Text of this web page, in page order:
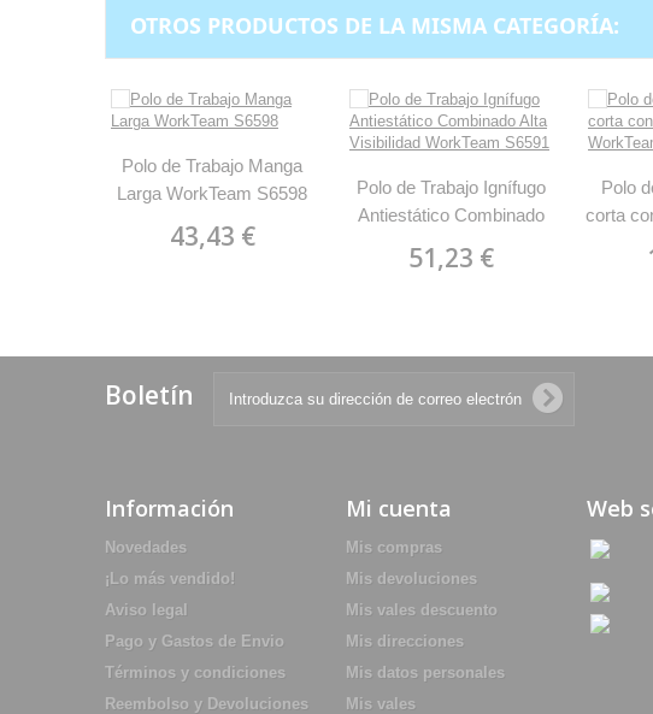
OTROS PRODUCTOS DE LA MISMA CATEGORÍA:
Polo de Trabajo Manga
Larga WorkTeam S6598
43,43 €
Polo de Trabajo Ignífugo
Antiestático Combinado
S6591
51,23 €
Polo
corta
Boletín
Información
Novedades
¡Lo más vendido!
Aviso legal
Pago y Gastos de Envio
Términos y condiciones
Reembolso y Devoluciones
Mi cuenta
Mis compras
Mis devoluciones
Mis vales descuento
Mis direcciones
Mis datos personales
Mis vales
Web